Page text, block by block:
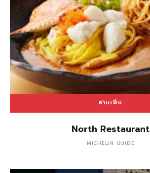
อ่านเพิ่ม
North Restaurant
MICHELIN GUIDE